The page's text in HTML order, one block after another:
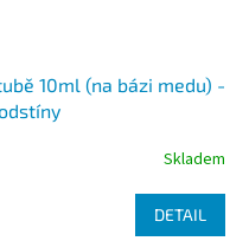
10ml (na bázi medu) -
Skladem
DETAIL